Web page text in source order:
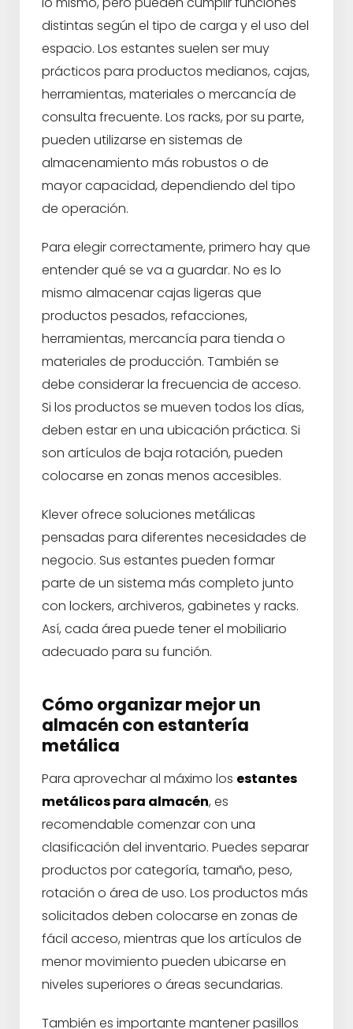
distintas según el tipo de carga y el uso del
espacio. Los estantes suelen ser muy
prácticos para productos medianos, cajas,
herramientas, materiales o mercancía de
consulta frecuente. Los racks, por su parte,
pueden utilizarse en sistemas de
almacenamiento más robustos o de
mayor capacidad, dependiendo del tipo
de operación.
Para elegir correctamente, primero hay que
entender qué se va a guardar. No es lo
mismo almacenar cajas ligeras que
productos pesados, refacciones,
herramientas, mercancía para tienda o
materiales de producción. También se
debe considerar la frecuencia de acceso.
Si los productos se mueven todos los días,
deben estar en una ubicación práctica. Si
son artículos de baja rotación, pueden
colocarse en zonas menos accesibles.
Klever ofrece soluciones metálicas
pensadas para diferentes necesidades de
negocio. Sus estantes pueden formar
parte de un sistema más completo junto
con lockers, archiveros, gabinetes y racks.
Así, cada área puede tener el mobiliario
adecuado para su función.
Cómo organizar mejor un
almacén con estantería
metálica
Para aprovechar al máximo los estantes
metálicos para almacén, es
recomendable comenzar con una
clasificación del inventario. Puedes separar
productos por categoría, tamaño, peso,
rotación o área de uso. Los productos más
solicitados deben colocarse en zonas de
fácil acceso, mientras que los artículos de
menor movimiento pueden ubicarse en
niveles superiores o áreas secundarias.
También es importante mantener pasillos